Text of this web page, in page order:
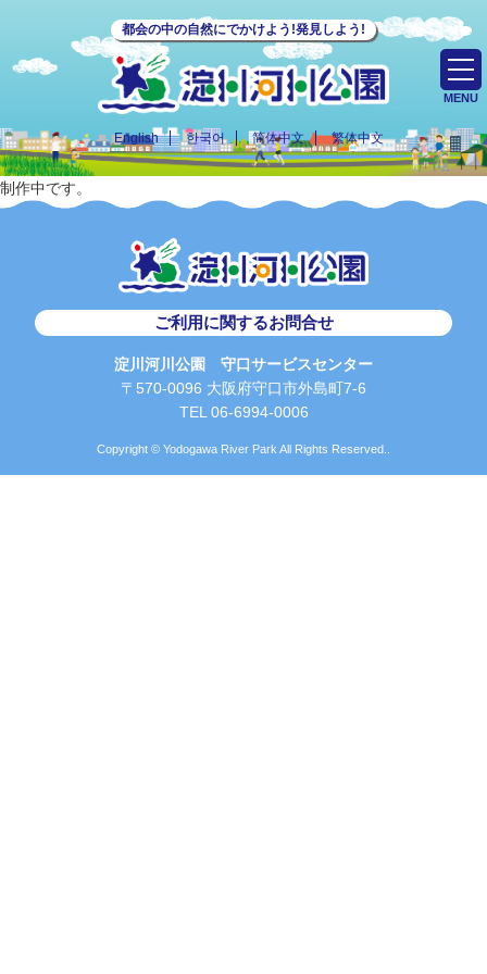
都会の中の自然にでかけよう!発見しよう!
English 한국어 简体中文 繁体中文
MENU
制作中です。
ご利用に関するお問合せ
淀川河川公園 守口サービスセンター
〒570-0096 大阪府守口市外島町7-6
TEL 06-6994-0006
Copyright © Yodogawa River Park All Rights Reserved..